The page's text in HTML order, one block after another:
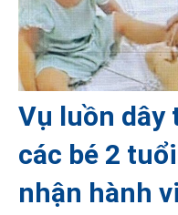
Vụ luồn dây
các bé 2
nhận hành vi